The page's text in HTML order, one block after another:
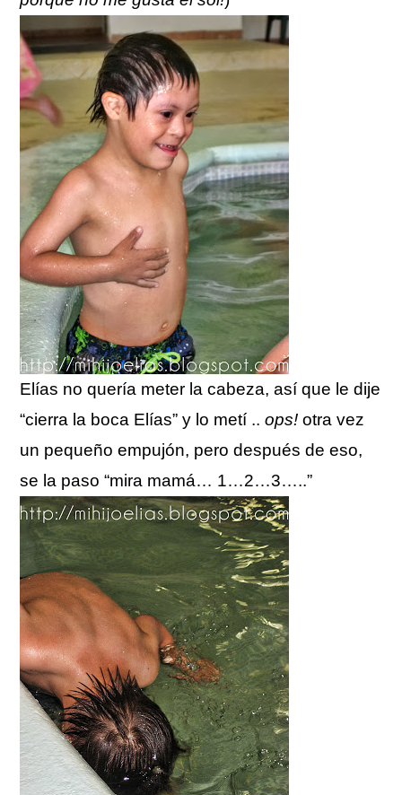
Elías no quería meter la cabeza, así que le dije
“cierra la boca Elías” y lo metí ..ops! otra vez
un pequeño empujón, pero después de eso,
se la paso “mira mamá… 1…2…3…..”